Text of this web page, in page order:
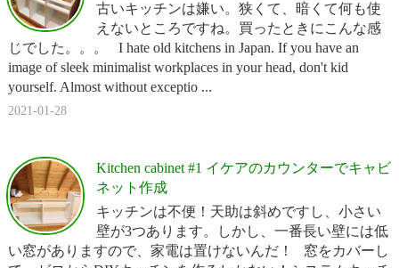
古いキッチンは嫌い。狭くて、暗くて何も使
えないところですね。買ったときにこんな感
じでした。。。 I hate old kitchens in Japan. If you have an
image of sleek minimalist workplaces in your head, don't kid
yourself. Almost without exceptio ...
2021-01-28
Kitchen cabinet #1 イケアのカウンターでキャビ
ネット作成
キッチンは不便！天助は斜めですし、小さい
壁が3つあります。しかし、一番長い壁には低
い窓がありますので、家電は置けないんだ！ 窓をカバーし